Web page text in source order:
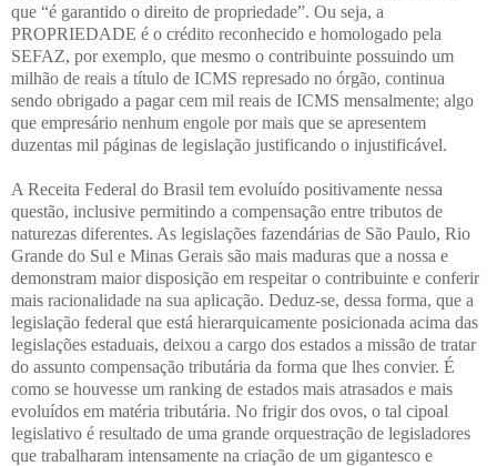
que “é garantido o direito de propriedade”. Ou seja, a
PROPRIEDADE é o crédito reconhecido e homologado pela
SEFAZ, por exemplo, que mesmo o contribuinte possuindo um
milhão de reais a título de ICMS represado no órgão, continua
sendo obrigado a pagar cem mil reais de ICMS mensalmente; algo
que empresário nenhum engole por mais que se apresentem
duzentas mil páginas de legislação justificando o injustificável.
A Receita Federal do Brasil tem evoluído positivamente nessa
questão, inclusive permitindo a compensação entre tributos de
naturezas diferentes. As legislações fazendárias de São Paulo, Rio
Grande do Sul e Minas Gerais são mais maduras que a nossa e
demonstram maior disposição em respeitar o contribuinte e conferir
mais racionalidade na sua aplicação. Deduz-se, dessa forma, que a
legislação federal que está hierarquicamente posicionada acima das
legislações estaduais, deixou a cargo dos estados a missão de tratar
do assunto compensação tributária da forma que lhes convier. É
como se houvesse um ranking de estados mais atrasados e mais
evoluídos em matéria tributária. No frigir dos ovos, o tal cipoal
legislativo é resultado de uma grande orquestração de legisladores
que trabalharam intensamente na criação de um gigantesco e